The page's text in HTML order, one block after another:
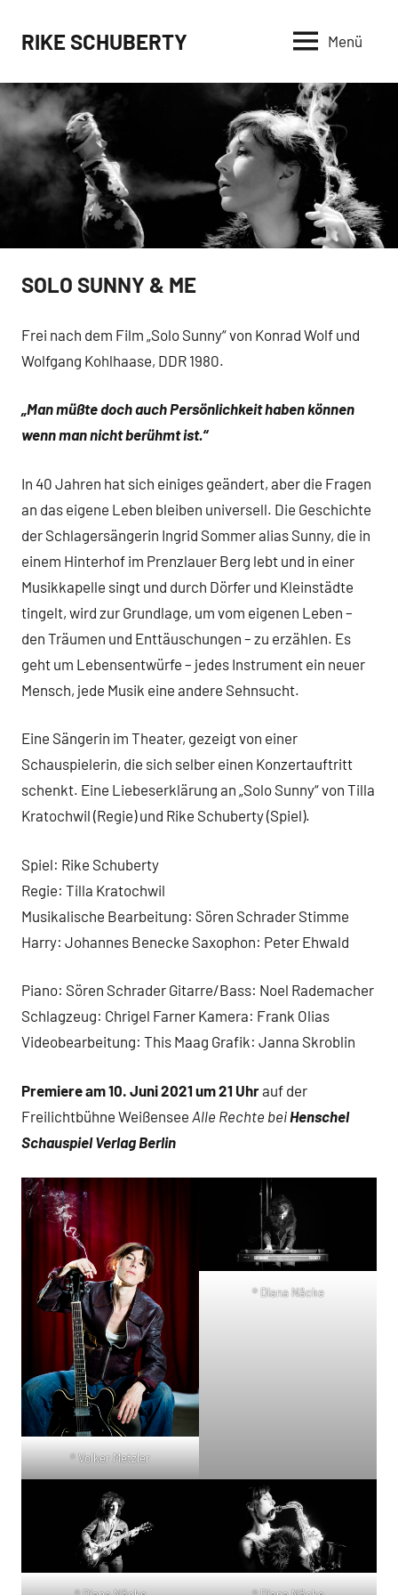
InhaltRIKE SCHUBERTY Menü
SOLO SUNNY & ME
Frei nach dem Film „Solo Sunny“ von Konrad Wolf und
Wolfgang Kohlhaase, DDR 1980.
„Man müßte doch auch Persönlichkeit haben können
wenn man nicht berühmt ist.“
In 40 Jahren hat sich einiges geändert, aber die Fragen
an das eigene Leben bleiben universell. Die Geschichte
der Schlagersängerin Ingrid Sommer alias Sunny, die in
einem Hinterhof im Prenzlauer Berg lebt und in einer
Musikkapelle singt und durch Dörfer und Kleinstädte
tingelt, wird zur Grundlage, um vom eigenen Leben –
den Träumen und Enttäuschungen – zu erzählen. Es
geht um Lebensentwürfe – jedes Instrument ein neuer
Mensch, jede Musik eine andere Sehnsucht.
Eine Sängerin im Theater, gezeigt von einer
Schauspielerin, die sich selber einen Konzertauftritt
schenkt. Eine Liebeserklärung an „Solo Sunny“ von Tilla
Kratochwil (Regie) und Rike Schuberty (Spiel).
Spiel: Rike Schuberty
Regie: Tilla Kratochwil
Musikalische Bearbeitung: Sören Schrader Stimme
Harry: Johannes Benecke Saxophon: Peter Ehwald
Piano: Sören Schrader Gitarre/Bass: Noel Rademacher
Schlagzeug: Chrigel Farner Kamera: Frank Olias
Videobearbeitung: This Maag Grafik: Janna Skroblin
Premiere am 10. Juni 2021 um 21 Uhrauf der
Freilichtbühne Weißensee Alle Rechte bei Henschel
Schauspiel Verlag Berlin
® Volker Metzler
® Diana Näcke